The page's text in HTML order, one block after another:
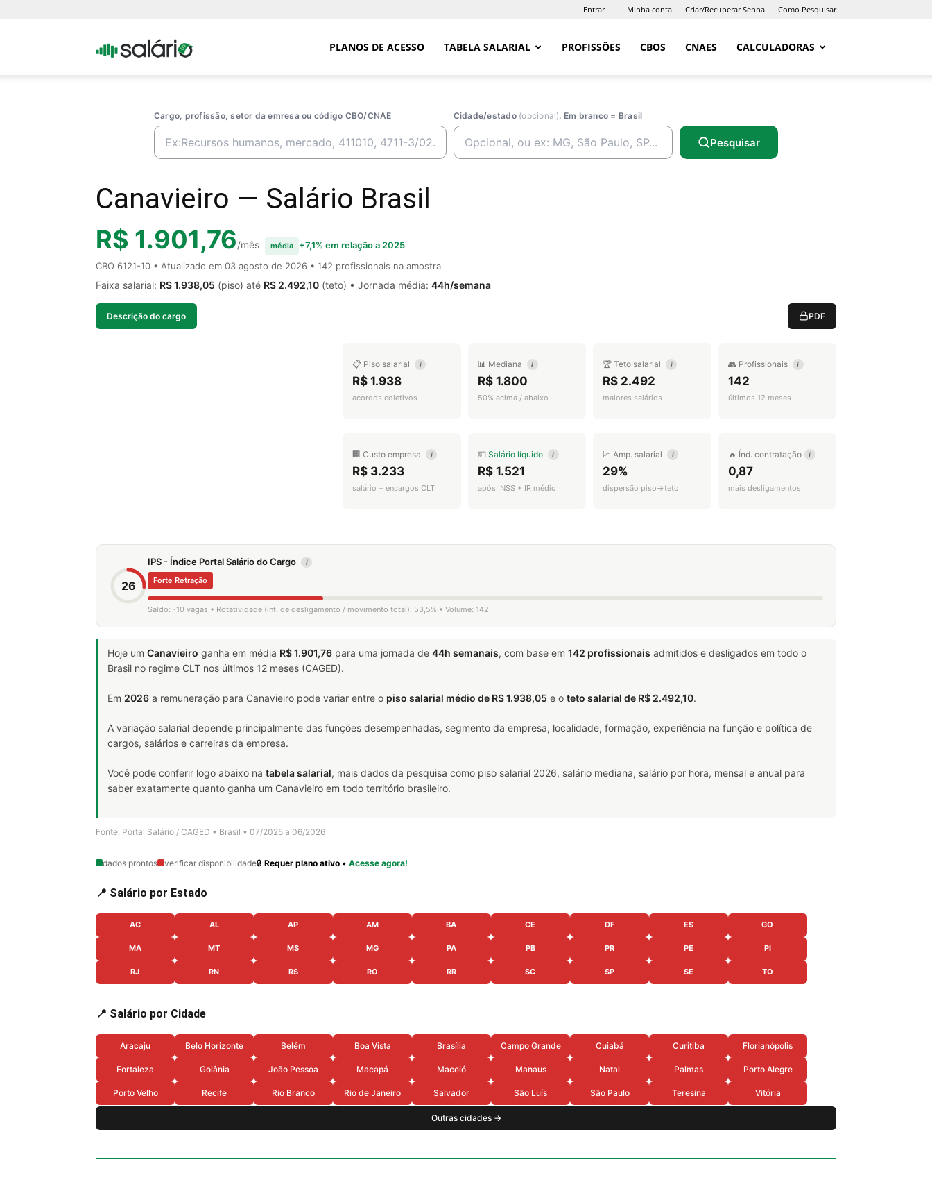
Entrar Minha conta Criar/Recuperar Senha Como Pesquisar
Portal PLANOS DE ACESSO TABELA SALARIAL PROFISSÕES CBOS CNAES CALCULADORAS
Cargo, profissão, setor da emresa ou código CBO/CNAE Cidade/estado (opcional). Em branco = Brasil
Pesquisar
Canavieiro — Salário Brasil
R$ 1.901,76/mês média
+7,1% em relação a 2025
CBO 6121-10 • Atualizado em 03 agosto de 2026 • 142 profissionais na amostra
Faixa salarial: R$ 1.938,05 (piso) até R$ 2.492,10 (teto) • Jornada média: 44h/semana
Descrição do cargo PDF
📋 Piso salarial i
R$ 1.938
acordos coletivos
📊 Mediana i
R$ 1.800
50% acima / abaixo
🏆 Teto salarial i
R$ 2.492
maiores salários
👥 Profissionais i
142
últimos 12 meses
🏢 Custo empresa i
R$ 3.233
salário + encargos CLT
💵 Salário líquido i
R$ 1.521
após INSS + IR médio
📈 Amp. salarial i
29%
dispersão piso→teto
🔥 Índ. contratação i
0,87
mais desligamentos
26
IPS - Índice Portal Salário do Cargo i
Forte Retração
Saldo: -10 vagas • Rotatividade (int. de desligamento / movimento total): 53,5% • Volume: 142
Hoje um Canavieiro ganha em média R$ 1.901,76 para uma jornada de 44h semanais, com base em 142 profissionais admitidos e desligados em todo o
Brasil no regime CLT nos últimos 12 meses (CAGED).
Em 2026 a remuneração para Canavieiro pode variar entre o piso salarial médio de R$ 1.938,05 e o teto salarial de R$ 2.492,10.
A variação salarial depende principalmente das funções desempenhadas, segmento da empresa, localidade, formação, experiência na função e política de
cargos, salários e carreiras da empresa.
Você pode conferir logo abaixo na tabela salarial, mais dados da pesquisa como piso salarial 2026, salário mediana, salário por hora, mensal e anual para
saber exatamente quanto ganha um Canavieiro em todo território brasileiro.
Fonte: Portal Salário / CAGED • Brasil • 07/2025 a 06/2026
dados prontos verificar disponibilidade🔒 Requer plano ativo • Acesse agora!
📍 Salário por Estado
AC AL AP AM BA CE DF ES GO
MA MT MS MG PA PB PR PE PI
RJ RN RS RO RR SC SP SE TO
📍 Salário por Cidade
Aracaju Belo Horizonte Belém Boa Vista Brasília Campo Grande Cuiabá Curitiba Florianópolis
Fortaleza Goiânia João Pessoa Macapá Maceió Manaus Natal Palmas Porto Alegre
Porto Velho Recife Rio Branco Rio de Janeiro Salvador São Luís São Paulo Teresina Vitória
Outras cidades →